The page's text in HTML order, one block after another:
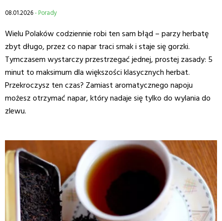
08.01.2026- Porady
Wielu Polaków codziennie robi ten sam błąd – parzy herbatę
zbyt długo, przez co napar traci smak i staje się gorzki.
Tymczasem wystarczy przestrzegać jednej, prostej zasady: 5
minut to maksimum dla większości klasycznych herbat.
Przekroczysz ten czas? Zamiast aromatycznego napoju
możesz otrzymać napar, który nadaje się tylko do wylania do
zlewu.